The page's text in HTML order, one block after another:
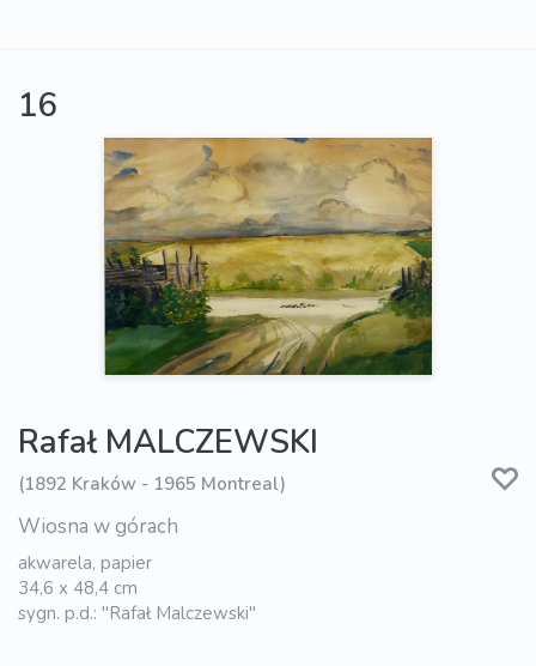
16
Rafał MALCZEWSKI
(1892 Kraków - 1965 Montreal)
Wiosna w górach
akwarela, papier
34,6 x 48,4 cm
sygn. p.d.: "Rafał Malczewski"